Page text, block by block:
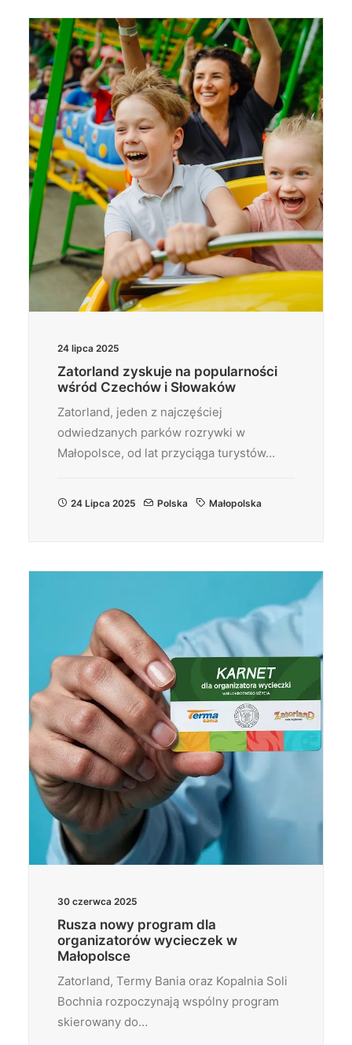
24 lipca 2025
Zatorland zyskuje na popularności
wśród Czechów i Słowaków
Zatorland, jeden z najczęściej
odwiedzanych parków rozrywki w
Małopolsce, od lat przyciąga turystów…
24 Lipca 2025 Polska Małopolska
30 czerwca 2025
Rusza nowy program dla
organizatorów wycieczek w
Małopolsce
Zatorland, Termy Bania oraz Kopalnia Soli
Bochnia rozpoczynają wspólny program
skierowany do…